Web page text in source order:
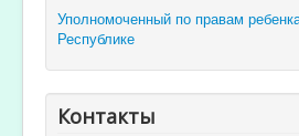
Уполномоченный по правам
Республике
Контакты